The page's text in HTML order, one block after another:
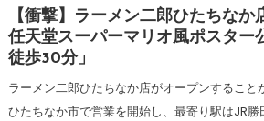
【衝撃】ラーメン二郎ひたちなか
任天堂スーパーマリオ風ポスター
徒歩30分」
ラーメン二郎ひたちなか店がオープンするこ
ひたちなか市で営業を開始し、最寄り駅はJR